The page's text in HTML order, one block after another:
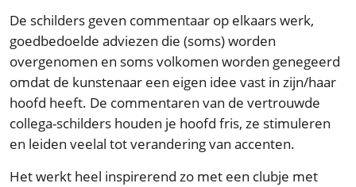
De schilders geven commentaar op elkaars werk,
goedbedoelde adviezen die (soms) worden
overgenomen en soms volkomen worden genegeerd
omdat de kunstenaar een eigen idee vast in zijn/haar
hoofd heeft. De commentaren van de vertrouwde
collega-schilders houden je hoofd fris, ze stimuleren
en leiden veelal tot verandering van accenten.
Het werkt heel inspirerend zo met een clubje met